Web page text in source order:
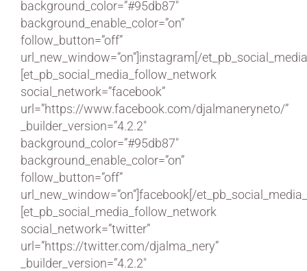
background_color=”#95db87″
background_enable_color=”on”
follow_button=”off”
url_new_window=”on”]instagram[/
[et_pb_social_media_follow_network
social_network=”facebook”
url=”https://www.facebook.com/djalmaneryneto/”
_builder_version=”4.2.2″
background_color=”#95db87″
background_enable_color=”on”
follow_button=”off”
url_new_window=”on”]facebook[/
[et_pb_social_media_follow_network
social_network=”twitter”
url=”https://twitter.com/djalma_nery”
_builder_version=”4.2.2″